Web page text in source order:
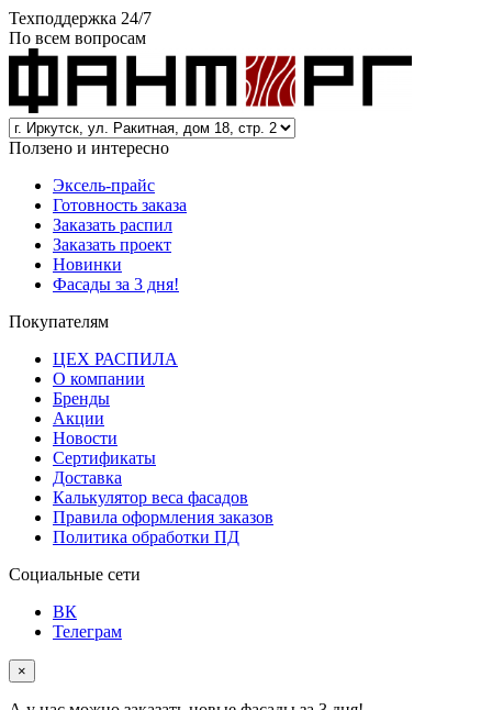
Техподдержка 24/7
По всем вопросам
Ползено и интересно
Эксель-прайс
Готовность заказа
Заказать распил
Заказать проект
Новинки
Фасады за 3 дня!
Покупателям
ЦЕХ РАСПИЛА
О компании
Бренды
Акции
Новости
Сертификаты
Доставка
Калькулятор веса фасадов
Правила оформления заказов
Политика обработки ПД
Социальные сети
ВК
Телеграм
×